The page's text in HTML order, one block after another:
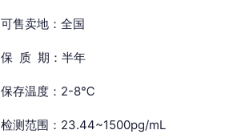
可售卖地：全国
保 质 期：半年
保存温度：2-8℃
检测范围：23.44~1500pg/mL